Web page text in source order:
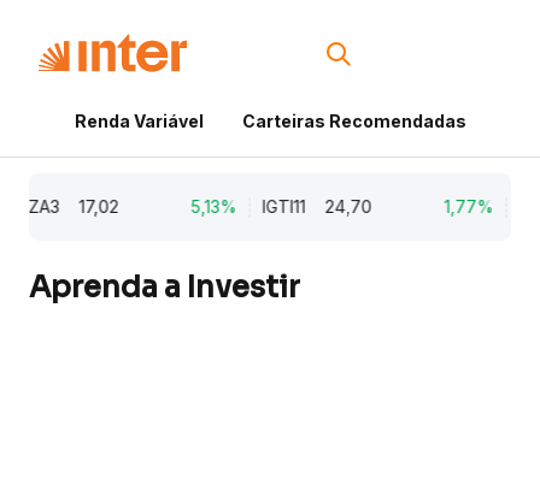
Renda Variável Carteiras Recomendadas
17,02 5,13% IGTI11 24,70 1,77% NATU3
Aprenda a Investir